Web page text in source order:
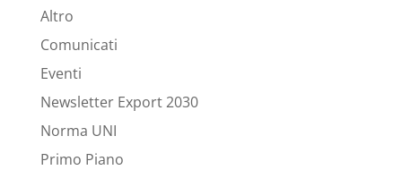
Altro
Comunicati
Eventi
Newsletter Export 2030
Norma UNI
Primo Piano